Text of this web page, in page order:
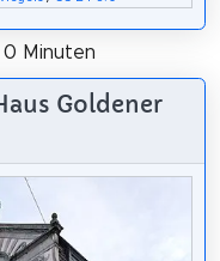
Minuten
Goldener